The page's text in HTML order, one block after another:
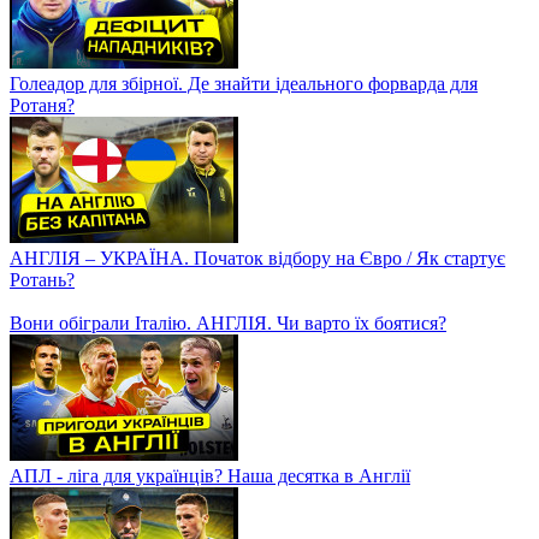
Голеадор для збірної. Де знайти ідеального форварда для
Ротаня?
АНГЛІЯ – УКРАЇНА. Початок відбору на Євро / Як стартує
Ротань?
Вони обіграли Італію. АНГЛІЯ. Чи варто їх боятися?